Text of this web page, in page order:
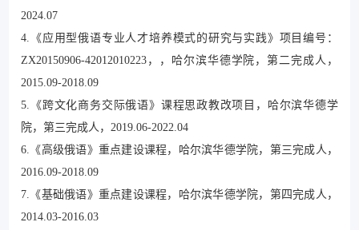
2024.07
4.《应用型俄语专业人才培养模式的研究与实践》项目编号：
ZX20150906-42012010223，，哈尔滨华德学院，第二完成人，
2015.09-2018.09
5.《跨文化商务交际俄语》课程思政教改项目，哈尔滨华德学
院，第三完成人，2019.06-2022.04
6.《高级俄语》重点建设课程，哈尔滨华德学院，第三完成人，
2016.09-2018.09
7.《基础俄语》重点建设课程，哈尔滨华德学院，第四完成人，
2014.03-2016.03